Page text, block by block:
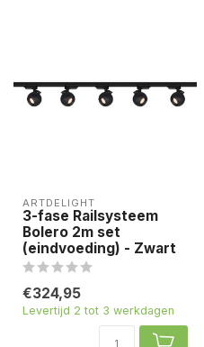
ARTDELIGHT
3-fase Railsysteem
Bolero 2m set
(eindvoeding) - Zwart
€324,95
Levertijd 2 tot 3 werkdagen